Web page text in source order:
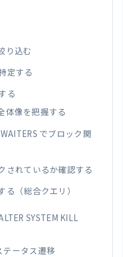
り込む
定する
る
体像を把握する
でブロック関
されているか確認する
（総合クエリ）
SYSTEM KILL
テータス遷移